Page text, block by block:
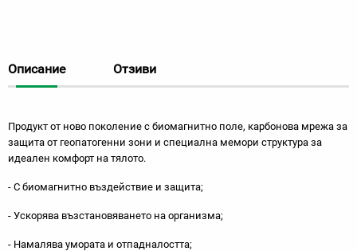
Описание Отзиви
Продукт от ново поколение с биомагнитно поле, карбонова мрежа за
защита от геопатогенни зони и специална мемори структура за
идеален комфорт на тялото.
- С биомагнитно въздействие и защита;
- Ускорява възстановяването на организма;
- Намалява умората и отпадналостта;